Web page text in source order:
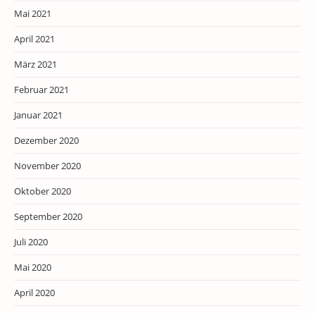
Mai 2021
April 2021
März 2021
Februar 2021
Januar 2021
Dezember 2020
November 2020
Oktober 2020
September 2020
Juli 2020
Mai 2020
April 2020